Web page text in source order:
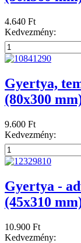
4.640 Ft
Kedvezmény:
Gyertya,
(80x300
9.600 Ft
Kedvezmény:
Gyertya -
(45x310
10.900 Ft
Kedvezmény: